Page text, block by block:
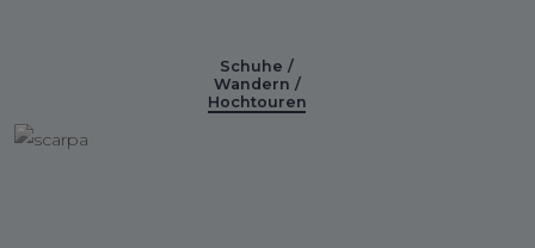
Schuhe /
Wandern /
Hochtouren